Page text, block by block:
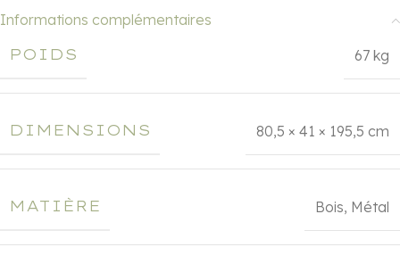
Informations complémentaires
POIDS
67 kg
DIMENSIONS 80,5 × 41 × 195,5 cm
MATIÈRE Bois, Métal